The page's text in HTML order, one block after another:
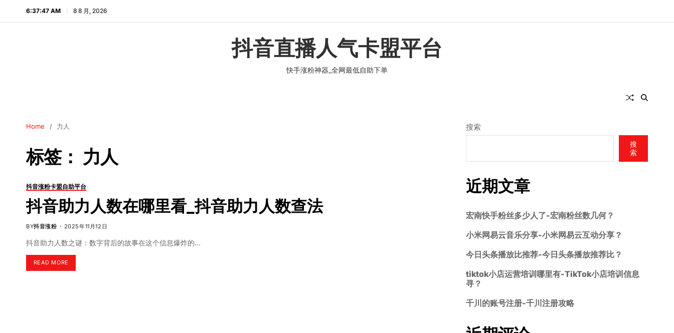
6:37:48 AM 8 8 月, 2026
抖音直播人气卡盟平台
快手涨粉神器_全网最低自助下单
Home 力人
标签： 力人
抖音涨粉卡盟自助平台
抖音助力人数在哪里看_抖音助力人数查法
BY抖音涨粉 2025年11月12日
抖音助力人数之谜：数字背后的故事在这个信息爆炸的…
READ MORE
搜索
搜
索
近期文章
宏南快手粉丝多少人了-宏南粉丝数几何？
小米网易云音乐分享-小米网易云互动分享？
今日头条播放比推荐-今日头条播放推荐比？
tiktok小店运营培训哪里有-TikTok小店培训信息
寻？
千川的账号注册-千川注册攻略